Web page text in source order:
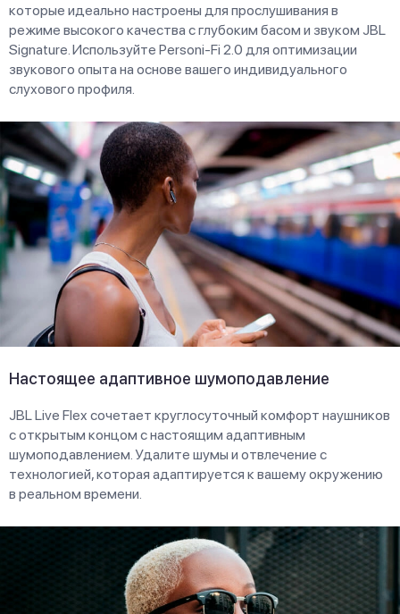
которые идеально настроены для прослушивания в
режиме высокого качества с глубоким басом и звуком JBL
Signature. Используйте Personi-Fi 2.0 для оптимизации
звукового опыта на основе вашего индивидуального
слухового профиля.
Настоящее адаптивное шумоподавление
JBL Live Flex сочетает круглосуточный комфорт наушников
с открытым концом с настоящим адаптивным
шумоподавлением. Удалите шумы и отвлечение с
технологией, которая адаптируется к вашему окружению
в реальном времени.